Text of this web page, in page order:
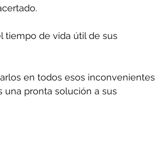
tiempo de vida útil de sus
en todos esos inconvenientes
una pronta solución a sus